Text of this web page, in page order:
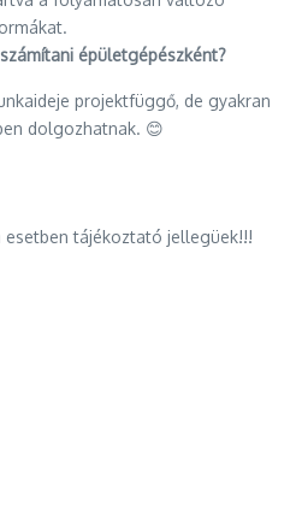
épületgépészként?
projektfüggő, de gyakran
dolgozhatnak. 😊
esetben tájékoztató jellegüek!!!